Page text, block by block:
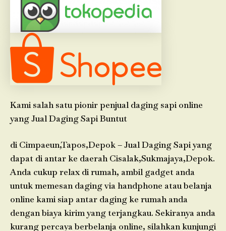
Kami salah satu pionir penjual daging sapi online
yang Jual Daging Sapi Buntut
di Cimpaeun,Tapos,Depok – Jual Daging Sapi yang
dapat di antar ke daerah Cisalak,Sukmajaya,Depok.
Anda cukup relax di rumah, ambil gadget anda
untuk memesan daging via handphone atau belanja
online kami siap antar daging ke rumah anda
dengan biaya kirim yang terjangkau. Sekiranya anda
kurang percaya berbelanja online, silahkan kunjungi